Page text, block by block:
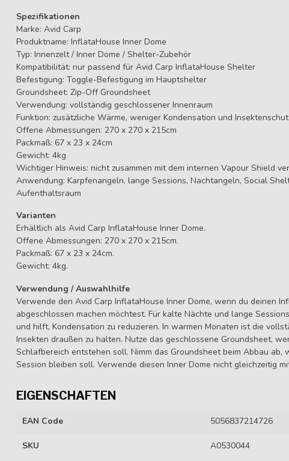
Spezifikationen
Marke: Avid Carp
Produktname: InflataHouse Inner Dome
Typ: Innenzelt / Inner Dome / Shelter-Zubehör
Kompatibilität: nur passend für Avid Carp InflataHouse Shelter
Befestigung: Toggle-Befestigung im Hauptshelter
Groundsheet: Zip-Off Groundsheet
Verwendung: vollständig geschlossener Innenraum
Funktion: zusätzliche Wärme, weniger Kondensation und
Offene Abmessungen: 270 x 270 x 215cm
Packmaß: 67 x 23 x 24cm
Gewicht: 4kg
Wichtiger Hinweis: nicht zusammen mit dem internen Vapour Shield
Anwendung: Karpfenangeln, lange Sessions, Nachtangeln, Social
Aufenthaltsraum
Varianten
Erhältlich als Avid Carp InflataHouse Inner Dome.
Offene Abmessungen: 270 x 270 x 215cm.
Packmaß: 67 x 23 x 24cm.
Gewicht: 4kg.
Verwendung / Auswahlhilfe
Verwende den Avid Carp InflataHouse Inner Dome, wenn du deinen
abgeschlossen machen möchtest. Für kalte Nächte und lange
und hilft, Kondensation zu reduzieren. In warmen Monaten ist die
Insekten draußen zu halten. Nutze das geschlossene Groundsheet,
Schlafbereich entstehen soll. Nimm das Groundsheet beim Abbau
Session bleiben soll. Verwende diesen Inner Dome nicht gleichzeitig
EIGENSCHAFTEN
EAN Code 5056837214726
SKU A0530044